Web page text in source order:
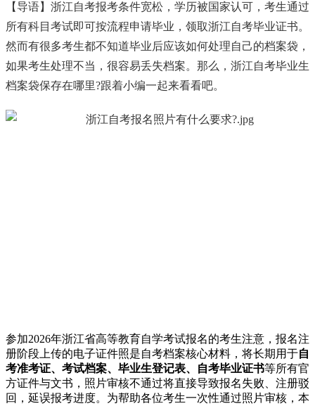
【导语】浙江自考报考条件宽松，学历被国家认可，考生通过
所有科目考试即可按流程申请毕业，领取浙江自考毕业证书。
然而有很多考生都不知道毕业后应该如何处理自己的档案袋，
如果考生处理不当，很容易丢失档案。那么，浙江自考毕业生
档案袋保存在哪里?跟着小编一起来看看吧。
参加2026年浙江省高等教育自学考试报名的考生注意，报名注
册阶段上传的电子证件照是自考档案核心材料，将长期用于自
考准考证、考试档案、毕业生登记表、自考毕业证书等所有官
方证件与文书，照片审核不通过将直接导致报名失败、注册驳
回，延误报考进度。为帮助各位考生一次性通过照片审核，本